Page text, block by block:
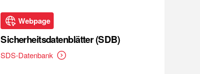
Webpage
Sicherheitsdatenblätter (SDB)
SDS-Datenbank